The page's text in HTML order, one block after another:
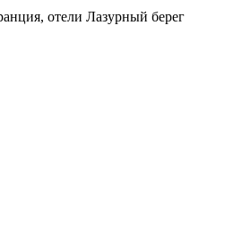
отели Лазурный берег